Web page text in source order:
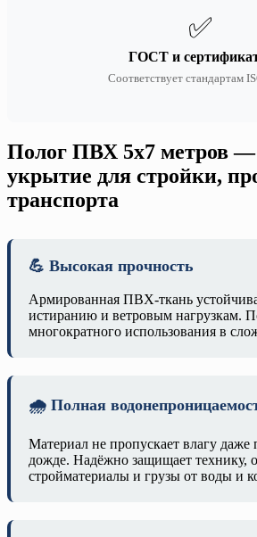
✅
ГОСТ и
Соответствует стандартам
Полог ПВХ 5х7 метров —
укрытие для стройки,
транспорта
💪 Высокая прочность
Армированная ПВХ-ткань
истиранию и ветровым нагрузкам.
многократного использования в
🌧️ Полная
Материал не пропускает влагу даже
дожде. Надёжно защищает технику,
стройматериалы и грузы от воды и